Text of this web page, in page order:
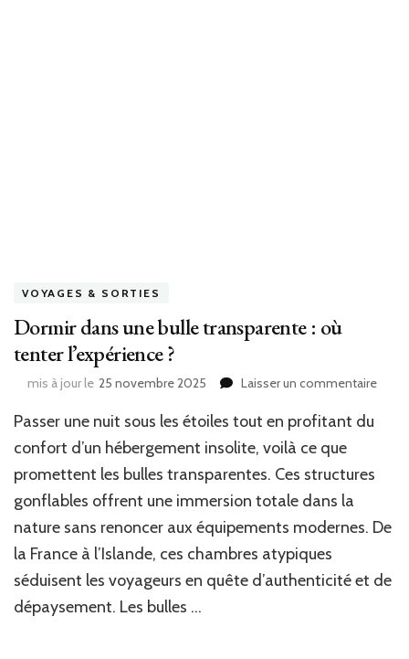
VOYAGES & SORTIES
Dormir dans une bulle transparente : où
tenter l’expérience ?
mis à jour le 25 novembre 2025 Laisser un commentairesur
?
Passer une nuit sous les étoiles tout en profitant du
confort d’un hébergement insolite, voilà ce que
promettent les bulles transparentes. Ces structures
gonflables offrent une immersion totale dans la
nature sans renoncer aux équipements modernes. De
la France à l’Islande, ces chambres atypiques
séduisent les voyageurs en quête d’authenticité et de
dépaysement. Les bulles …